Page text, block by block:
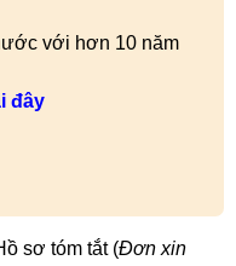
với hơn 10 năm
đây
sơ tóm tắt (Đơn xin